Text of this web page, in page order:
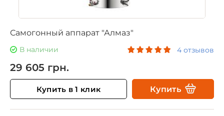
Самогонный аппарат "Алмаз"
В наличии 4 отзывов
29 605 грн.
Купить в 1 клик Купить